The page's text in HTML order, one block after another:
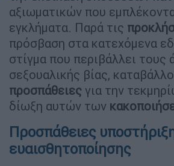
αξιωματικών που
εγκλήματα. Παρά τις
πρόσβαση στα κατεχόμενα
στίγμα που περιβάλλει τους
σεξουαλικής βίας,
προσπάθειες για την
δίωξη αυτών των
Προσπάθειες
ευαισθητοποίησης